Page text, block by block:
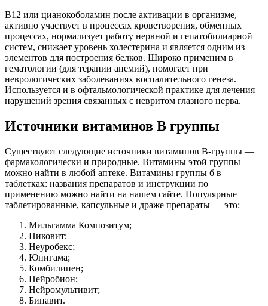
В12 или цианокоболамин после активации в организме,
активно участвует в процессах кроветворения, обменных
процессах, нормализует работу нервной и гепатобилиарной
систем, снижает уровень холестерина и является одним из
элементов для построения белков. Широко применим в
гематологии (для терапии анемий), помогает при
неврологических заболеваниях воспалительного генеза.
Используется и в офтальмологической практике для лечения
нарушений зрения связанных с невритом глазного нерва.
Источники витаминов В группы
Существуют следующие источники витаминов В-группы —
фармакологически и природные. Витамины этой группы
можно найти в любой аптеке. Витамины группы б в
таблетках: названия препаратов и инструкции по
применению можно найти на нашем сайте. Популярные
таблетированные, капсульные и драже препараты — это:
Мильгамма Композитум;
Пиковит;
Неуробекс;
Юнигама;
Комбилипен;
Нейробион;
Нейромультивит;
Бинавит.